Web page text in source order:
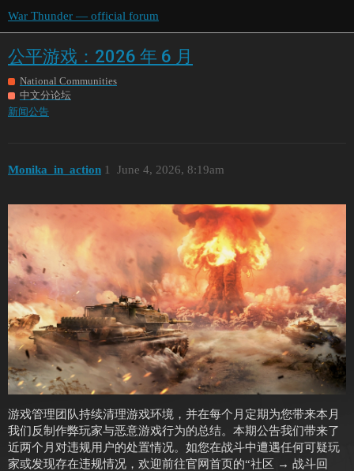
War Thunder — official forum
公平游戏：2026 年 6 月
National Communities
中文分论坛
新闻公告
Monika_in_action June 4, 2026, 8:19am
1
游戏管理团队持续清理游戏环境，并在每个月定期为您带来本月
我们反制作弊玩家与恶意游戏行为的总结。本期公告我们带来了
近两个月对违规用户的处置情况。如您在战斗中遭遇任何可疑玩
家或发现存在违规情况，欢迎前往官网首页的“社区 → 战斗回